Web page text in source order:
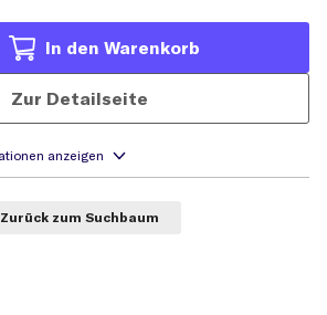
In den Warenkorb
Zur Detailseite
Zurück zum Suchbaum